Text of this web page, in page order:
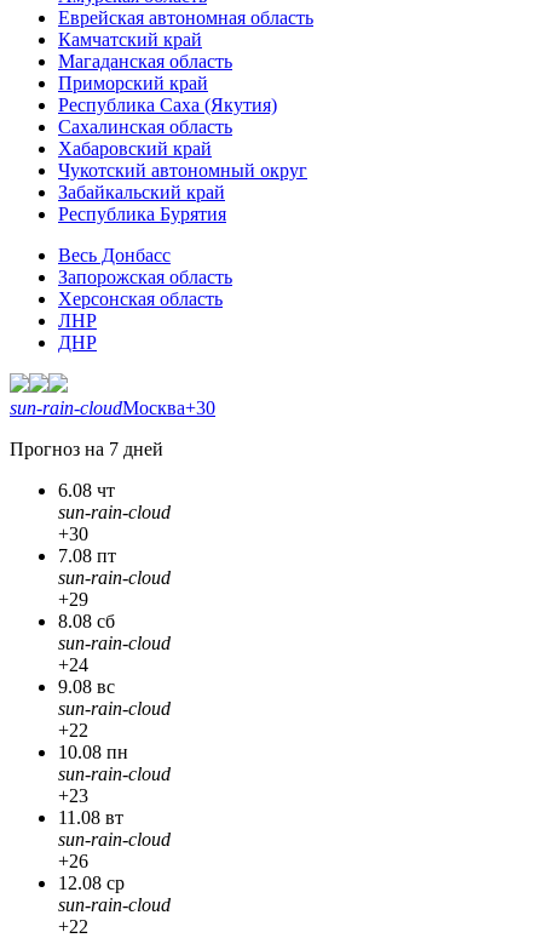
Еврейская автономная область
Камчатский край
Магаданская область
Приморский край
Республика Саха (Якутия)
Сахалинская область
Хабаровский край
Чукотский автономный округ
Забайкальский край
Республика Бурятия
Весь Донбасс
Запорожская область
Херсонская область
ЛНР
ДНР
sun-rain-cloudМосква+30
Прогноз на 7 дней
6.08 чт
sun-rain-cloud
+30
7.08 пт
sun-rain-cloud
+29
8.08 сб
sun-rain-cloud
+24
9.08 вс
sun-rain-cloud
+22
10.08 пн
sun-rain-cloud
+23
11.08 вт
sun-rain-cloud
+26
12.08 ср
sun-rain-cloud
+22